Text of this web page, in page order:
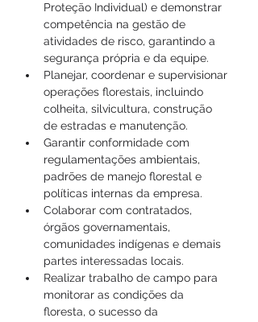
Proteção Individual) e demonstrar
competência na gestão de
atividades de risco, garantindo a
segurança própria e da equipe.
Planejar, coordenar e supervisionar
operações florestais, incluindo
colheita, silvicultura, construção
de estradas e manutenção.
Garantir conformidade com
regulamentações ambientais,
padrões de manejo florestal e
políticas internas da empresa.
Colaborar com contratados,
órgãos governamentais,
comunidades indígenas e demais
partes interessadas locais.
Realizar trabalho de campo para
monitorar as condições da
floresta, o sucesso da